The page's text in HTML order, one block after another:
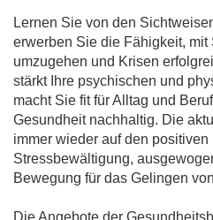
Lernen Sie von den
erwerben Sie die Fähigkeit, mit
umzugehen und Krisen
stärkt Ihre psychischen und
macht Sie fit für Alltag und
Gesundheit nachhaltig. Die
immer wieder auf den
Stressbewältigung,
Bewegung für das Gelingen